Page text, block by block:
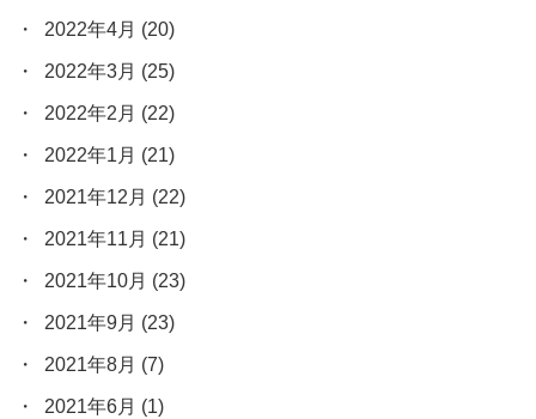
2022年4月 (20)
2022年3月 (25)
2022年2月 (22)
2022年1月 (21)
2021年12月 (22)
2021年11月 (21)
2021年10月 (23)
2021年9月 (23)
2021年8月 (7)
2021年6月 (1)